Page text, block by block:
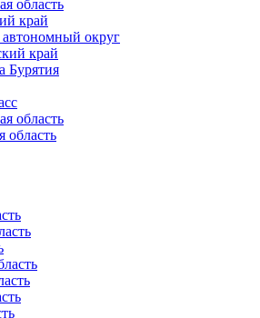
область
край
округ
край
Бурятия
область
область